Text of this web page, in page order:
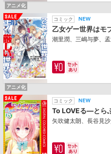
アニメ化
コミック
乙女ゲー世界はモ
潮里潤、三嶋与夢、
アニメ化
コミック
To LOVEる―とら
矢吹健太朗、長谷見